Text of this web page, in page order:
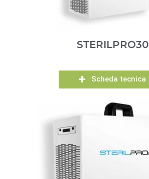
STERILPRO30
Scheda tecnica